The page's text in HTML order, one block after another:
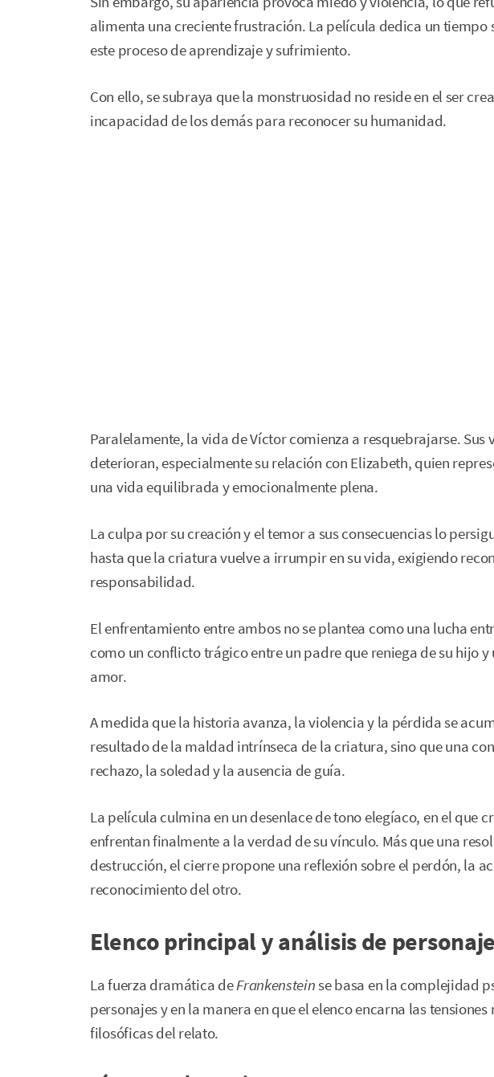
alimenta una creciente frustración. La película dedica un
este proceso de aprendizaje y sufrimiento.
Con ello, se subraya que la monstruosidad no reside en el ser
incapacidad de los demás para reconocer su humanidad.
Paralelamente, la vida de Víctor comienza a resquebrajarse. Sus
deterioran, especialmente su relación con Elizabeth, quien
una vida equilibrada y emocionalmente plena.
La culpa por su creación y el temor a sus consecuencias lo
hasta que la criatura vuelve a irrumpir en su vida, exigiendo
responsabilidad.
El enfrentamiento entre ambos no se plantea como una lucha
como un conflicto trágico entre un padre que reniega de su hijo
amor.
A medida que la historia avanza, la violencia y la pérdida se
resultado de la maldad intrínseca de la criatura, sino que una
rechazo, la soledad y la ausencia de guía.
La película culmina en un desenlace de tono elegíaco, en el que
enfrentan finalmente a la verdad de su vínculo. Más que una
destrucción, el cierre propone una reflexión sobre el perdón, la
reconocimiento del otro.
Elenco principal y análisis de
La fuerza dramática deFrankensteinse basa en la complejidad
personajes y en la manera en que el elenco encarna las
filosóficas del relato.